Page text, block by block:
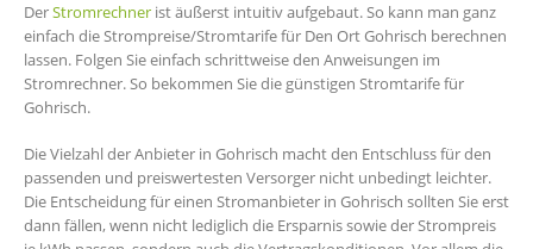
DerStromrechner ist äußerst intuitiv aufgebaut. So kann man ganz
einfach die Strompreise/Stromtarife für Den Ort Gohrisch berechnen
lassen. Folgen Sie einfach schrittweise den Anweisungen im
Stromrechner. So bekommen Sie die günstigen Stromtarife für
Gohrisch.
Die Vielzahl der Anbieter in Gohrisch macht den Entschluss für den
passenden und preiswertesten Versorger nicht unbedingt leichter.
Die Entscheidung für einen Stromanbieter in Gohrisch sollten Sie erst
dann fällen, wenn nicht lediglich die Ersparnis sowie der Strompreis